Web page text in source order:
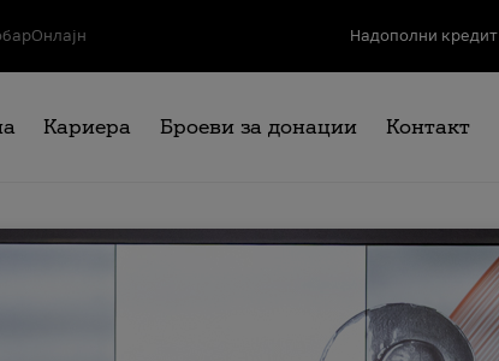
Надополни кредит
Кариера Броеви за донации Контакт